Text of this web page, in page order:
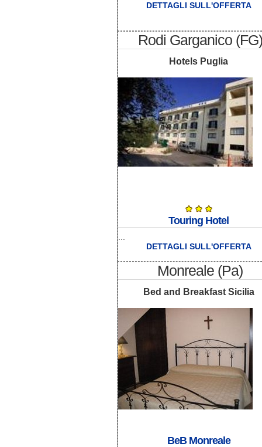
DETTAGLI SULL'OFFERTA
Rodi Garganico (FG)
Hotels Puglia
Touring Hotel
DETTAGLI SULL'OFFERTA
Monreale (Pa)
Bed and Breakfast Sicilia
BeB Monreale